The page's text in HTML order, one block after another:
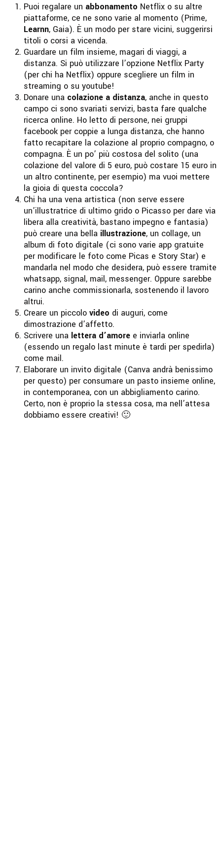
Puoi regalare un abbonamento Netflix o su altre
piattaforme, ce ne sono varie al momento (Prime,
Learnn, Gaia). È un modo per stare vicini, suggerirsi
titoli o corsi a vicenda.
Guardare un film insieme, magari di viaggi, a
distanza. Si può utilizzare l’opzione Netflix Party
(per chi ha Netflix) oppure scegliere un film in
streaming o su youtube!
Donare una colazione a distanza, anche in questo
campo ci sono svariati servizi, basta fare qualche
ricerca online. Ho letto di persone, nei gruppi
facebook per coppie a lunga distanza, che hanno
fatto recapitare la colazione al proprio compagno, o
compagna. È un po’ più costosa del solito (una
colazione del valore di 5 euro, può costare 15 euro in
un altro continente, per esempio) ma vuoi mettere
la gioia di questa coccola?
Chi ha una vena artistica (non serve essere
un’illustratrice di ultimo grido o Picasso per dare via
libera alla creatività, bastano impegno e fantasia)
può creare una bella illustrazione, un collage, un
album di foto digitale (ci sono varie app gratuite
per modificare le foto come Picas e Story Star) e
mandarla nel modo che desidera, può essere tramite
whatsapp, signal, mail, messenger. Oppure sarebbe
carino anche commissionarla, sostenendo il lavoro
altrui.
Creare un piccolo video di auguri, come
dimostrazione d’affetto.
Scrivere una lettera d’amore e inviarla online
(essendo un regalo last minute è tardi per spedirla)
come mail.
Elaborare un invito digitale (Canva andrà benissimo
per questo) per consumare un pasto insieme online,
in contemporanea, con un abbigliamento carino.
Certo, non è proprio la stessa cosa, ma nell’attesa
dobbiamo essere creativi! 🙂